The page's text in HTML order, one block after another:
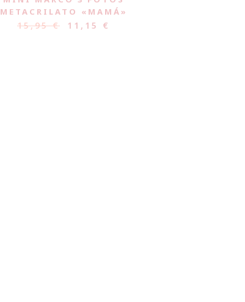
METACRILATO «MAMÁ»
15,95€ 11,15 €